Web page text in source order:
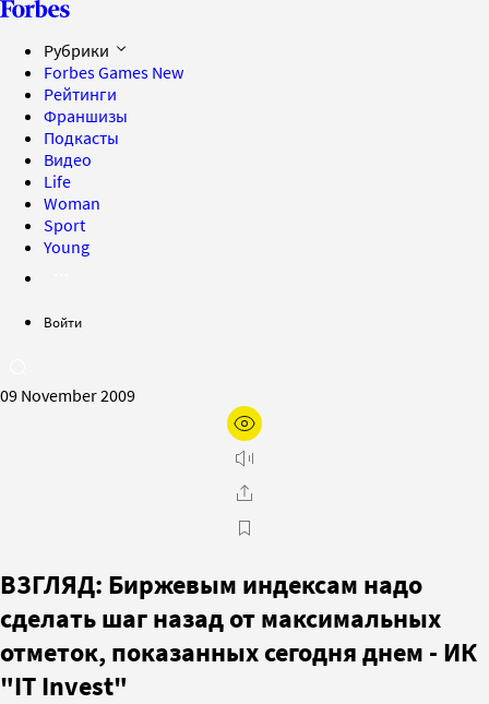
Рубрики
Forbes Games New
Рейтинги
Франшизы
Подкасты
Видео
Life
Woman
Sport
Young
Войти
09 November 2009
ВЗГЛЯД: Биржевым индексам надо
сделать шаг назад от максимальных
отметок, показанных сегодня днем - ИК
"IT Invest"